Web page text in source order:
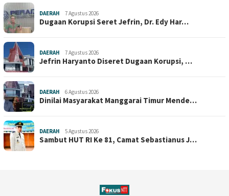
DAERAH 7 Agustus 2026
Dugaan Korupsi Seret Jefrin, Dr. Edy Har…
DAERAH 7 Agustus 2026
Jefrin Haryanto Diseret Dugaan Korupsi, …
DAERAH 6 Agustus 2026
Dinilai Masyarakat Manggarai Timur Mende…
DAERAH 5 Agustus 2026
Sambut HUT RI Ke 81, Camat Sebastianus J…